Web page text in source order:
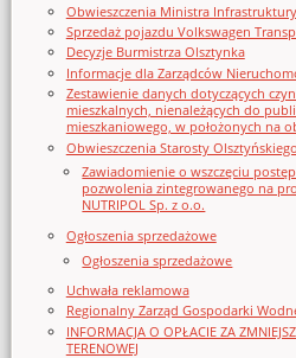
Obwieszczenia Ministra
Sprzedaż pojazdu Volkswagen
Decyzje Burmistrza Olsztynka
Informacje dla Zarządców
Zestawienie danych dotyczących
mieszkalnych, nienależących do
mieszkaniowego, w położonych na
Obwieszczenia Starosty Olsztyńskiego
Zawiadomienie o wszczęciu
pozwolenia zintegrowanego na
NUTRIPOL Sp. z o.o.
Ogłoszenia sprzedażowe
Ogłoszenia sprzedażowe
Uchwała reklamowa
Regionalny Zarząd Gospodarki
INFORMACJA O OPŁACIE ZA
TERENOWEJ